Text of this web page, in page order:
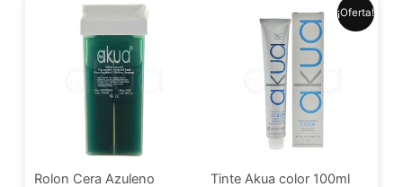
Rolon Cera Azuleno
¡Oferta!
Tinte Akua color 100ml
precio
original
era:
6,99 €.
precio
actual
es:
6,41 €.
Este